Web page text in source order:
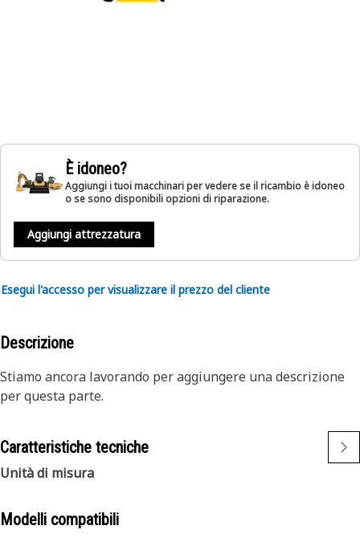
È idoneo?
Aggiungi i tuoi macchinari per vedere se il ricambio è idoneo
o se sono disponibili opzioni di riparazione.
Aggiungi attrezzatura
Esegui l'accesso per visualizzare il prezzo del cliente
Descrizione
Stiamo ancora lavorando per aggiungere una descrizione
per questa parte.
Caratteristiche tecniche
Unità di misura
Modelli compatibili